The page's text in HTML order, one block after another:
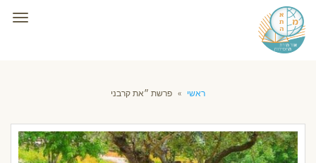
ראשי » פרשת ״את קרבני